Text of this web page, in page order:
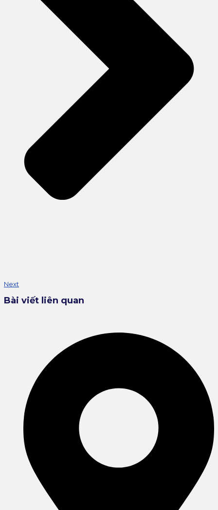
Next
Bài viết liên quan